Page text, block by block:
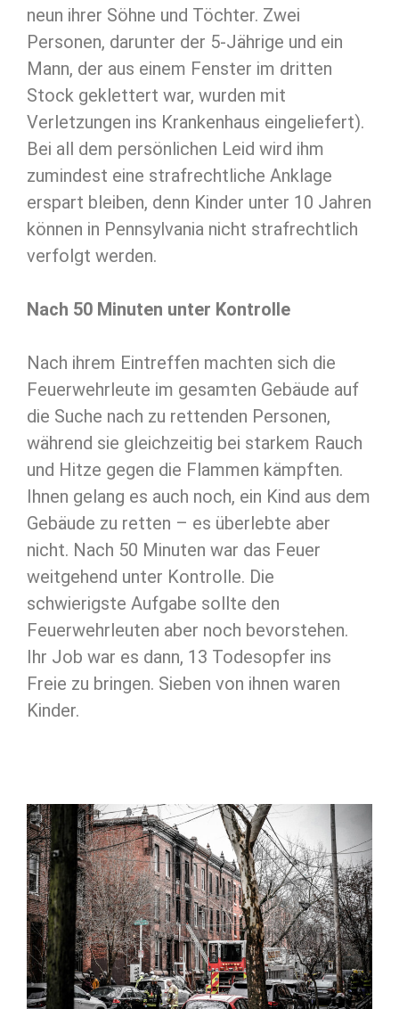
neun ihrer Söhne und Töchter. Zwei
Personen, darunter der 5-Jährige und ein
Mann, der aus einem Fenster im dritten
Stock geklettert war, wurden mit
Verletzungen ins Krankenhaus eingeliefert).
Bei all dem persönlichen Leid wird ihm
zumindest eine strafrechtliche Anklage
erspart bleiben, denn Kinder unter 10 Jahren
können in Pennsylvania nicht strafrechtlich
verfolgt werden.
Nach 50 Minuten unter Kontrolle
Nach ihrem Eintreffen machten sich die
Feuerwehrleute im gesamten Gebäude auf
die Suche nach zu rettenden Personen,
während sie gleichzeitig bei starkem Rauch
und Hitze gegen die Flammen kämpften.
Ihnen gelang es auch noch, ein Kind aus dem
Gebäude zu retten – es überlebte aber
nicht. Nach 50 Minuten war das Feuer
weitgehend unter Kontrolle. Die
schwierigste Aufgabe sollte den
Feuerwehrleuten aber noch bevorstehen.
Ihr Job war es dann, 13 Todesopfer ins
Freie zu bringen. Sieben von ihnen waren
Kinder.